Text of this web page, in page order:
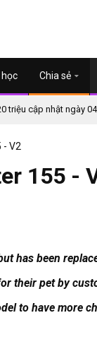
học Chia sẻ
triệu cập nhật ngày
- V2
155 -
has been
their pet by
to have more